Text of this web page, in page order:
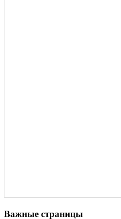
Важные страницы